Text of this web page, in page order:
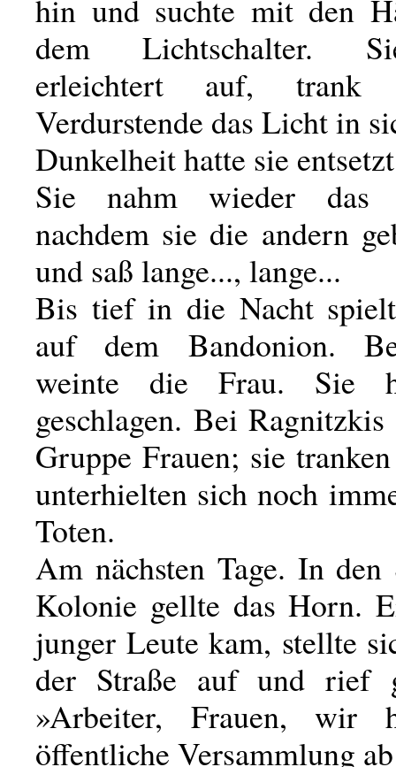
hin und suchte mit den
dem Lichtschalter.
erleichtert auf,
Verdurstende das Licht in
Dunkelheit hatte sie
Sie nahm wieder
nachdem sie die andern
und saß lange..., lange...
Bis tief in die Nacht
auf dem Bandonion.
weinte die Frau. Sie
geschlagen. Bei
Gruppe Frauen; sie
unterhielten sich noch
Toten.
Am nächsten Tage. In den
Kolonie gellte das Horn.
junger Leute kam, stellte
der Straße auf und rief
»Arbeiter, Frauen, wir
öffentliche Versammlung